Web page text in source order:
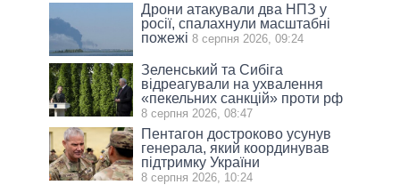
Дрони атакували два НПЗ у
росії, спалахнули масштабні
пожежі 8 серпня 2026, 09:24
Зеленський та Сибіга
відреагували на ухвалення
«пекельних санкцій» проти рф
8 серпня 2026, 08:47
Пентагон достроково усунув
генерала, який координував
підтримку України
8 серпня 2026, 10:24